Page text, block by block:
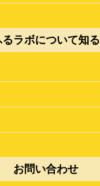
るラボについて知る
お問い合わせ